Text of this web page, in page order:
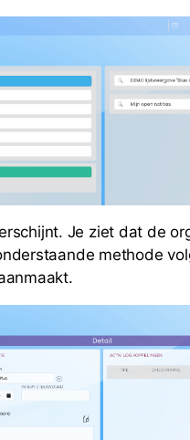
Je ziet dat de
methode